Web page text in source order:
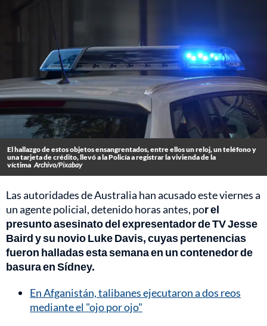
El hallazgo de estos objetos ensangrentados, entre ellos un reloj, un teléfono y
una tarjeta de crédito, llevó a la Policía a registrar la vivienda de la
víctima Archivo/Pixabay
Las autoridades de Australia han acusado este viernes a
un agente policial, detenido horas antes, por el
presunto asesinato del expresentador de TV Jesse
Baird y su novio Luke Davis, cuyas pertenencias
fueron halladas esta semana en un contenedor de
basura en Sídney.
En Afganistán, talibanes ejecutaron a dos reos
mediante el "ojo por ojo"